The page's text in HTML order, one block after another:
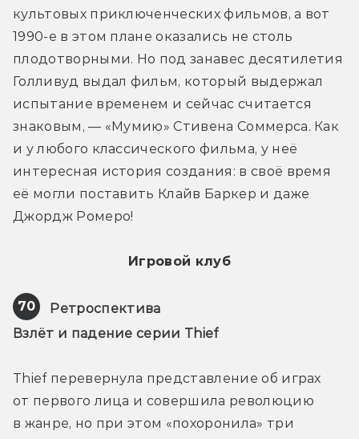
культовых приключенческих фильмов, а вот
1990-е в этом плане оказались не столь
плодотворными. Но под занавес десятилетия
Голливуд выдал фильм, который выдержал
испытание временем и сейчас считается
знаковым, — «Мумию» Стивена Соммерса. Как
и у любого классического фильма, у неё
интересная история создания: в своё время
её могли поставить Клайв Баркер и даже
Джордж Ромеро!
Игровой клуб
70
Ретроспектива
Взлёт и падение серии Thief
Thief перевернула представление об играх
от первого лица и совершила революцию
в жанре, но при этом «похоронила» три